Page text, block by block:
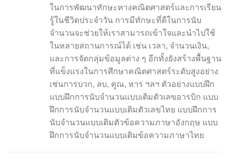
ในการพัฒนาทักษะทางคณิตศาสตร์และการเรียน
รู้ในชีวิตประจำวัน การมีทักษะที่ดีในการนับ
จำนวนจะช่วยให้เราสามารถเข้าใจและนำไปใช้
ในหลายสถานการณ์ได้ เช่น เวลา, จำนวนเงิน,
และการจัดกลุ่มข้อมูลต่าง ๆ อีกทั้งยังสร้างพื้นฐาน
ที่แข็งแรงในการศึกษาคณิตศาสตร์ระดับสูงอย่าง
เช่นการบวก, ลบ, คูณ, หาร ฯลฯ ตัวอย่างแบบฝึก
แบบฝึกการนับจำนวนแบบเติมตัวเลขอารบิก แบบ
ฝึกการนับจำนวนแบบเติมตัวเลขไทย แบบฝึกการ
นับจำนวนแบบเติมตัวข้อความภาษาอังกฤษ แบบ
ฝึกการนับจำนวนแบบเติมข้อความภาษาไทย